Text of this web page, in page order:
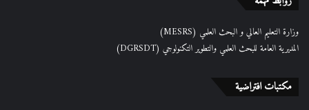
وزارة التعليم العالي و البحث العلمي (MESRS)
المديرية العامة للبحث العلمي والتطوير التكنولوجي (DGRSDT)
مكتبات افتراضية